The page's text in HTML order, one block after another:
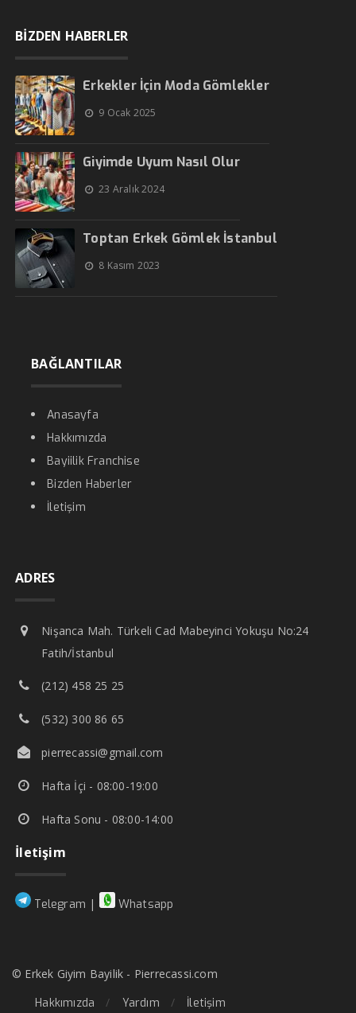
BİZDEN HABERLER
Erkekler İçin Moda Gömlekler
9 Ocak 2025
Giyimde Uyum Nasıl Olur
23 Aralık 2024
Toptan Erkek Gömlek İstanbul
8 Kasım 2023
BAĞLANTILAR
Anasayfa
Hakkımızda
Bayiilik Franchise
Bizden Haberler
İletişim
ADRES
Nişanca Mah. Türkeli Cad Mabeyinci Yokuşu No:24
Fatih/İstanbul
(212) 458 25 25
(532) 300 86 65
pierrecassi@gmail.com
Hafta İçi - 08:00-19:00
Hafta Sonu - 08:00-14:00
İletişim
Telegram | Whatsapp
© Erkek Giyim Bayilik - Pierrecassi.com
Hakkımızda
Yardım İletişim